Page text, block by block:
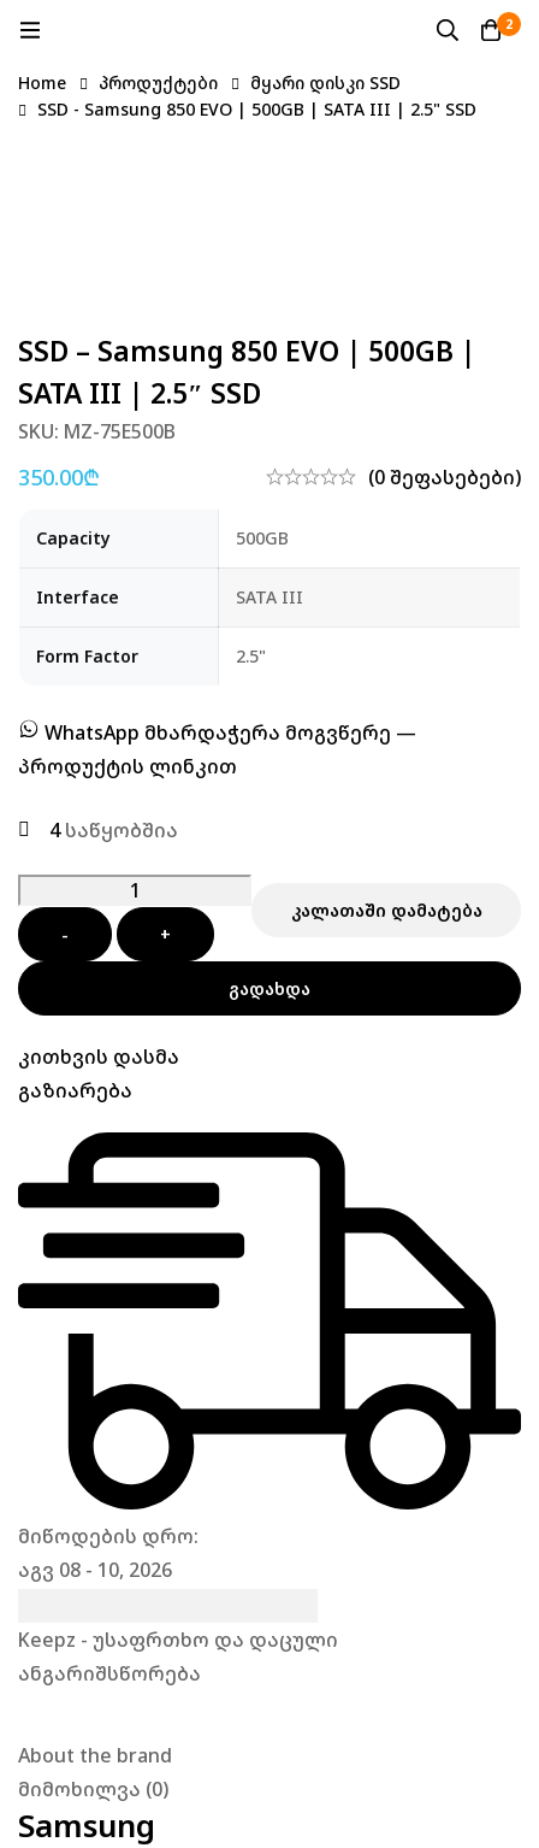
2
Home პროდუქტები
მყარი დისკი SSD
SSD - Samsung 850 EVO | 500GB | SATA III | 2.5" SSD
SSD – Samsung 850 EVO | 500GB |
SATA III | 2.5″ SSD
SKU: MZ-75E500B
350.00₾ (0 შეფასებები)
Capacity 500GB
Interface SATA III
Form Factor 2.5"
WhatsApp მხარდაჭერა მოგვწერე —
პროდუქტის ლინკით
4საწყობშია
- +
ᲙᲐᲚᲐᲗᲐᲨᲘ ᲓᲐᲛᲐᲢᲔᲑᲐ
ᲒᲐᲓᲐᲮᲓᲐ
კითხვის დასმა
გაზიარება
მიწოდების დრო:
აგვ 08 - 10, 2026
Keepz - უსაფრთხო და დაცული
ანგარიშსწორება
About the brand
მიმოხილვა (0)
Samsung